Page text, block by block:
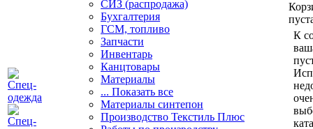
СИЗ (распродажа)
Бухгалтерия
ГСМ, топливо
Запчасти
Инвентарь
Канцтовары
Материалы
... Показать все
Материалы синтепон
Производство Текстиль Плюс
К